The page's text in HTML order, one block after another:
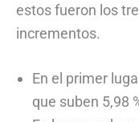
estos fueron los
incrementos.
En el primer
que suben 5,98